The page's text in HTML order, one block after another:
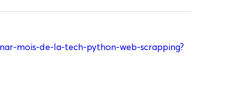
mois-de-la-tech-python-web-scrapping?